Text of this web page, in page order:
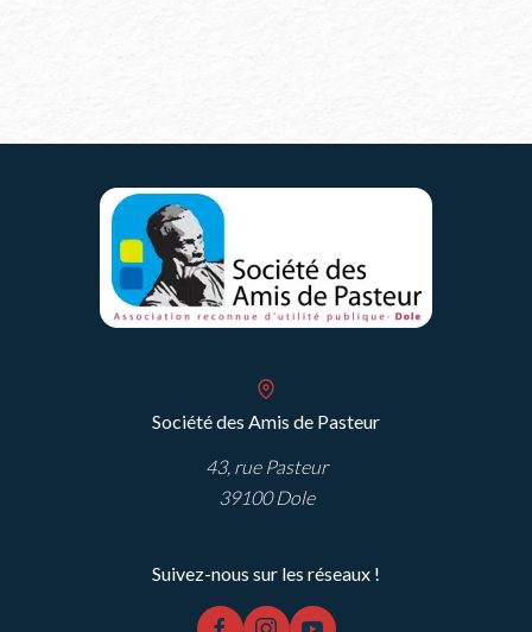
Société des Amis de Pasteur
43, rue Pasteur
39100 Dole
Suivez-nous sur les réseaux !